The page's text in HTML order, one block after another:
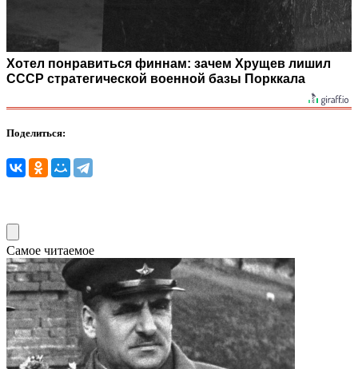
Хотел понравиться финнам: зачем Хрущев лишил
СССР стратегической военной базы Порккала
Поделиться:
Самое читаемое